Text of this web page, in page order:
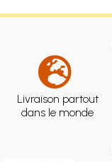
Livraison partout
dans le monde